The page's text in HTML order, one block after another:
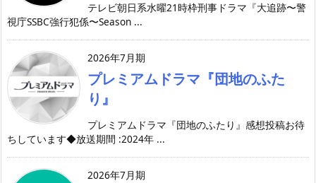
テレビ朝日系水曜21時枠刑事ドラマ『大追跡〜警
視庁SSBC強行犯係〜Season ...
2026年7月期
プレミアムドラマ『団地のふた
り』
プレミアムドラマ『団地のふたり』感想投稿お待
ちしています◆放送期間 :2024年 ...
2026年7月期